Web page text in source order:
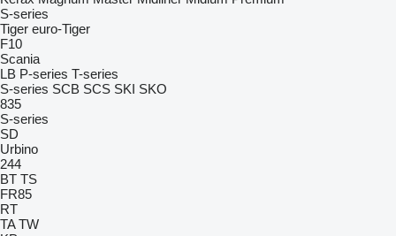
S-series
Tiger euro-Tiger
F10
Scania
LB P-series T-series
S-series SCB SCS SKI SKO
835
S-series
SD
Urbino
244
BT TS
FR85
RT
TA TW